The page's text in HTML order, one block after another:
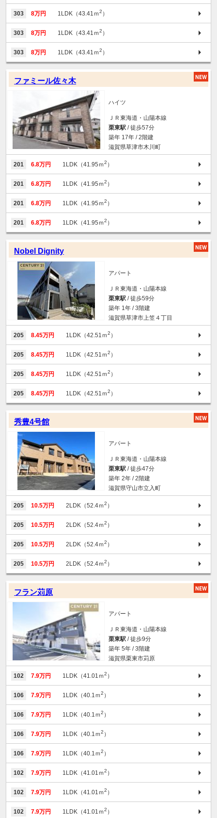
303 8万円 1LDK（43.41ｍ2 ）
303 8万円 1LDK（43.41ｍ2 ）
303 8万円 1LDK（43.41ｍ2 ）
ファミール佐々木
ハイツ
ＪＲ東海道・山陽本線
栗東駅 / 徒歩57分
築年 17年 / 2階建
滋賀県草津市木川町
201 6.8万円 1LDK（41.95ｍ2 ）
201 6.8万円 1LDK（41.95ｍ2 ）
201 6.8万円 1LDK（41.95ｍ2 ）
201 6.8万円 1LDK（41.95ｍ2 ）
Nobel Dignity
アパート
ＪＲ東海道・山陽本線
栗東駅 / 徒歩59分
築年 1年 / 3階建
滋賀県草津市上笠４丁目
205 8.45万円 1LDK（42.51ｍ2 ）
205 8.45万円 1LDK（42.51ｍ2 ）
205 8.45万円 1LDK（42.51ｍ2 ）
205 8.45万円 1LDK（42.51ｍ2 ）
秀豊4号館
アパート
ＪＲ東海道・山陽本線
栗東駅 / 徒歩47分
築年 2年 / 2階建
滋賀県守山市立入町
205 10.5万円 2LDK（52.4ｍ2 ）
205 10.5万円 2LDK（52.4ｍ2 ）
205 10.5万円 2LDK（52.4ｍ2 ）
205 10.5万円 2LDK（52.4ｍ2 ）
フラン苅原
アパート
ＪＲ東海道・山陽本線
栗東駅 / 徒歩9分
築年 5年 / 3階建
滋賀県栗東市苅原
102 7.9万円 1LDK（41.01ｍ2 ）
106 7.9万円 1LDK（40.1ｍ2 ）
106 7.9万円 1LDK（40.1ｍ2 ）
106 7.9万円 1LDK（40.1ｍ2 ）
106 7.9万円 1LDK（40.1ｍ2 ）
102 7.9万円 1LDK（41.01ｍ2 ）
102 7.9万円 1LDK（41.01ｍ2 ）
102 7.9万円 1LDK（41.01ｍ2 ）